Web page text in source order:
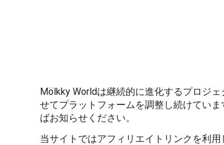
Mölkky Worldは継続的に進化するプロジ
せてプラットフォームを調整し続けてい
ばお知らせください。
当サイトではアフィリエイトリンクを利